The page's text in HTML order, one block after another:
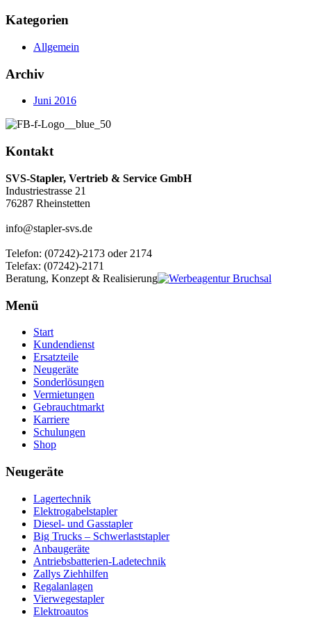
Kategorien
Allgemein
Archiv
Juni 2016
Kontakt
SVS-Stapler, Vertrieb & Service GmbH
Industriestrasse 21
76287 Rheinstetten
info@stapler-svs.de
Telefon: (07242)-2173 oder 2174
Telefax: (07242)-2171
Beratung, Konzept & Realisierung
Menü
Start
Kundendienst
Ersatzteile
Neugeräte
Sonderlösungen
Vermietungen
Gebrauchtmarkt
Karriere
Schulungen
Shop
Neugeräte
Lagertechnik
Elektrogabelstapler
Diesel- und Gasstapler
Big Trucks – Schwerlaststapler
Anbaugeräte
Antriebsbatterien-Ladetechnik
Zallys Ziehhilfen
Regalanlagen
Vierwegestapler
Elektroautos